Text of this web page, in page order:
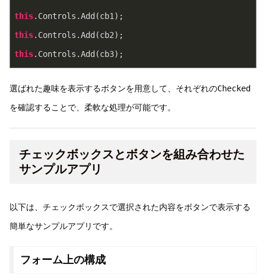
this.Controls.Add(cb1);
this.Controls.Add(cb2);
this.Controls.Add(cb3);
選ばれた趣味を表示するボタンを用意して、それぞれのChecked
を確認することで、柔軟な処理が可能です。
チェックボックスとボタンを組み合わせた
サンプルアプリ
以下は、チェックボックスで選択された内容をボタンで表示する
簡単なサンプルアプリです。
フォーム上の構成